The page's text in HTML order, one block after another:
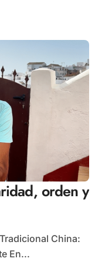
orden y
China:
En...